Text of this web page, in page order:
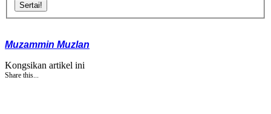
Sertai!
Muzammin Muzlan
Kongsikan artikel ini
Share this...